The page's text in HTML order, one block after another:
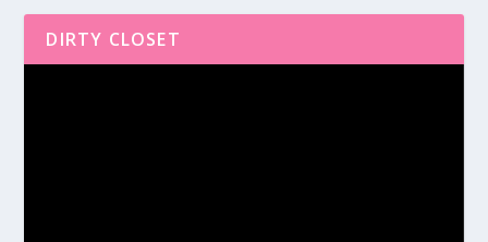
DIRTY CLOSET